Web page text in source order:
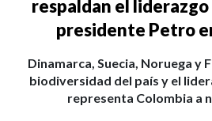
respaldan el
presidente Petro
Dinamarca, Suecia, Noruega y
biodiversidad del país y el
representa Colombia a